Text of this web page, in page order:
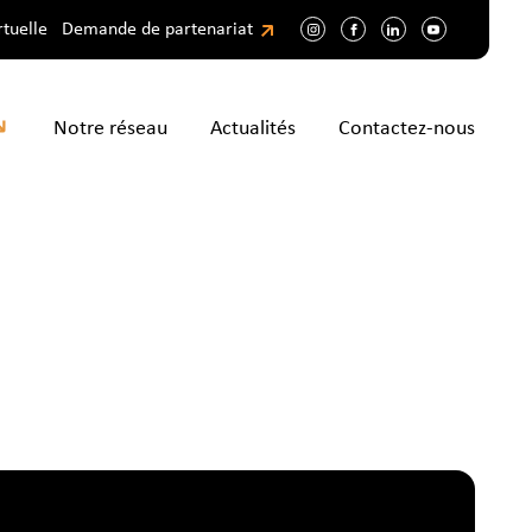
Demande de partenariat
Notre réseau Actualités Contactez-nous